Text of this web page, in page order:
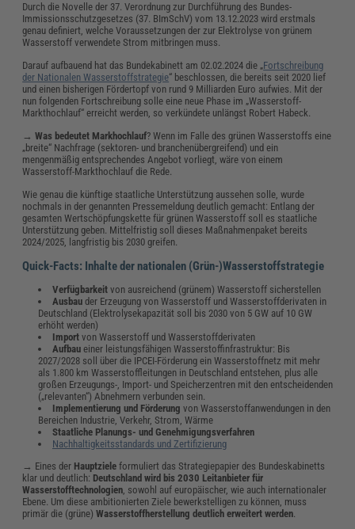
Durch die Novelle der 37. Verordnung zur Durchführung des Bundes-
Immissionsschutzgesetzes (37. BImSchV) vom 13.12.2023 wird erstmals
genau definiert, welche Voraussetzungen der zur Elektrolyse von grünem
Wasserstoff verwendete Strom mitbringen muss.
Darauf aufbauend hat das Bundekabinett am 02.02.2024 die „Fortschreibung
der Nationalen Wasserstoffstrategie“ beschlossen, die bereits seit 2020 lief
und einen bisherigen Fördertopf von rund 9 Milliarden Euro aufwies. Mit der
nun folgenden Fortschreibung solle eine neue Phase im „Wasserstoff-
Markthochlauf“ erreicht werden, so verkündete unlängst Robert Habeck.
→Was bedeutet Markhochlauf? Wenn im Falle des grünen Wasserstoffs eine
„breite“ Nachfrage (sektoren- und branchenübergreifend) und ein
mengenmäßig entsprechendes Angebot vorliegt, wäre von einem
Wasserstoff-Markthochlauf die Rede.
Wie genau die künftige staatliche Unterstützung aussehen solle, wurde
nochmals in der genannten Pressemeldung deutlich gemacht: Entlang der
gesamten Wertschöpfungskette für grünen Wasserstoff soll es staatliche
Unterstützung geben. Mittelfristig soll dieses Maßnahmenpaket bereits
2024/2025, langfristig bis 2030 greifen.
Quick-Facts: Inhalte der nationalen (Grün-)Wasserstoffstrategie
Verfügbarkeit von ausreichend (grünem) Wasserstoff sicherstellen
Ausbau der Erzeugung von Wasserstoff und Wasserstoffderivaten in
Deutschland (Elektrolysekapazität soll bis 2030 von 5 GW auf 10 GW
erhöht werden)
Import von Wasserstoff und Wasserstoffderivaten
Aufbau einer leistungsfähigen Wasserstoffinfrastruktur: Bis
2027/2028 soll über die IPCEI-Förderung ein Wasserstoffnetz mit mehr
als 1.800 km Wasserstoffleitungen in Deutschland entstehen, plus alle
großen Erzeugungs-, Import- und Speicherzentren mit den entscheidenden
(„relevanten“) Abnehmern verbunden sein.
Implementierung und Förderung von Wasserstoffanwendungen in den
Bereichen Industrie, Verkehr, Strom, Wärme
Staatliche Planungs- und Genehmigungsverfahren
Nachhaltigkeitsstandards und Zertifizierung
→ Eines der Hauptziele formuliert das Strategiepapier des Bundeskabinetts
klar und deutlich: Deutschland wird bis 2030 Leitanbieter für
Wasserstofftechnologien , sowohl auf europäischer, wie auch internationaler
Ebene. Um diese ambitionierten Ziele bewerkstelligen zu können, muss
primär die (grüne)Wasserstoffherstellung deutlich erweitert werden